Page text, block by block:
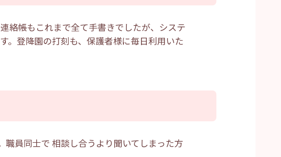
絡帳もこれまで全て手書きでしたが、システ
。登降園の打刻も、保護者様に毎日利用いた
員同士で 相談し合うより聞いてしまった方